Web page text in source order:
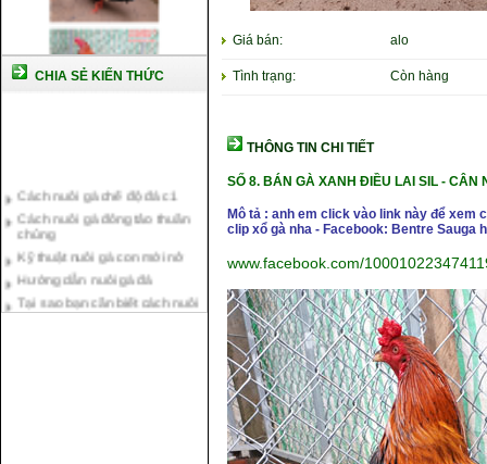
CHIA SẺ KIẾN THỨC
Cách nuôi gà đông tảo thuần
chủng
Kỹ thuật nuôi gà con mới nở
Hướng dẫn nuôi gà đá
Tại sao bạn cần biết cách nuôi
gà chọi ?
Giá bán: alo
Tình trạng: Còn hàng
THÔNG TIN CHI TIẾT
SỐ 8.BÁN GÀ XANH ĐIỀU LAI SIL -CÂN
Mô tả : anh em click vào link này để xem
clip xổ gà nha - Facebook: Bentre Sauga
www.facebook.com/